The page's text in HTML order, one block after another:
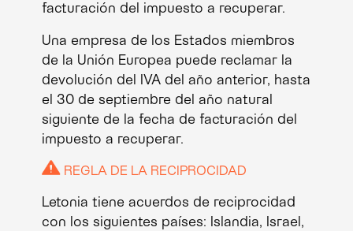
facturación del impuesto a recuperar.
Una empresa de los Estados miembros
de la Unión Europea puede reclamar la
devolución del IVA del año anterior, hasta
el 30 de septiembre del año natural
siguiente de la fecha de facturación del
impuesto a recuperar.
REGLA DE LA RECIPROCIDAD
Letonia tiene acuerdos de reciprocidad
con los siguientes países: Islandia, Israel,